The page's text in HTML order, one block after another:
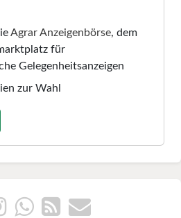
Agrar Anzeigenbörse, dem
für
Gelegenheitsanzeigen
zur Wahl